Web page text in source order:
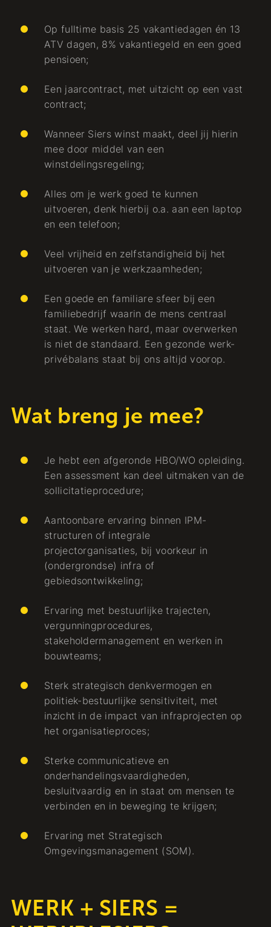
Op fulltime basis 25 vakantiedagen én 13
ATV dagen, 8% vakantiegeld en een goed
pensioen;
Een jaarcontract, met uitzicht op een vast
contract;
Wanneer Siers winst maakt, deel jij hierin
mee door middel van een
winstdelingsregeling;
Alles om je werk goed te kunnen
uitvoeren, denk hierbij o.a. aan een laptop
en een telefoon;
Veel vrijheid en zelfstandigheid bij het
uitvoeren van je werkzaamheden;
Een goede en familiare sfeer bij een
familiebedrijf waarin de mens centraal
staat. We werken hard, maar overwerken
is niet de standaard. Een gezonde werk-
privébalans staat bij ons altijd voorop.
Wat breng je mee?
Je hebt een afgeronde HBO/WO opleiding.
Een assessment kan deel uitmaken van de
sollicitatieprocedure;
Aantoonbare ervaring binnen IPM-
structuren of integrale
projectorganisaties, bij voorkeur in
(ondergrondse) infra of
gebiedsontwikkeling;
Ervaring met bestuurlijke trajecten,
vergunningprocedures,
stakeholdermanagement en werken in
bouwteams;
Sterk strategisch denkvermogen en
politiek-bestuurlijke sensitiviteit, met
inzicht in de impact van infraprojecten op
het organisatieproces;
Sterke communicatieve en
onderhandelingsvaardigheden,
besluitvaardig en in staat om mensen te
verbinden en in beweging te krijgen;
Ervaring met Strategisch
Omgevingsmanagement (SOM).
WERK + SIERS =